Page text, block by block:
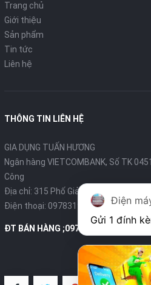
Trang chủ
Giới thiệu
Sản phẩm
Tin tức
Liên hệ
THÔNG TIN LIÊN HỆ
GIA DỤNG TUẤN HƯƠNG
Ngân hàng VIETCOMBANK, Số TK
Công
Địa chỉ: 315 Phố Giảng Võ - Ba Đình -
Điện thoại: 0978319375- Email:
ĐT BÁN HÀNG ;0978319375
Điện
Gửi 1 đính